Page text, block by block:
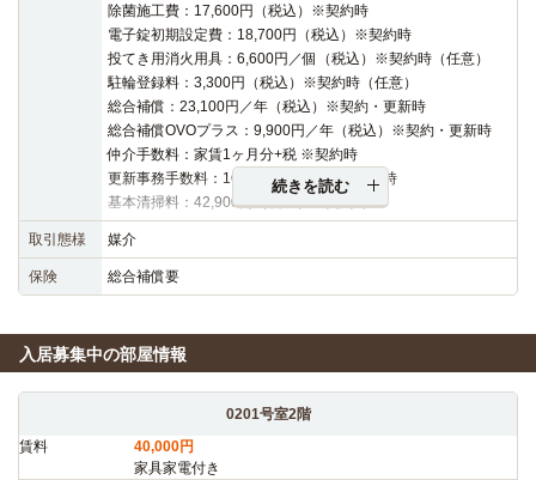
除菌施工費：17,600円（税込）※契約時
電子錠初期設定費：18,700円（税込）※契約時
投てき用消火用具：6,600円／個（税込）※契約時（任意）
駐輪登録料：3,300円（税込）※契約時（任意）
総合補償：23,100円／年（税込）※契約・更新時
総合補償OVOプラス：9,900円／年（税込）※契約・更新時
仲介手数料：家賃1ヶ月分+税 ※契約時
更新事務手数料：16,500円（税込）※更新時
基本清掃料：42,900円（税込）※契約時
続きを読む
取引態様 媒介
保険 総合補償要
入居募集中の部屋情報
0201号室2階
賃料
40,000円
家具家電付き